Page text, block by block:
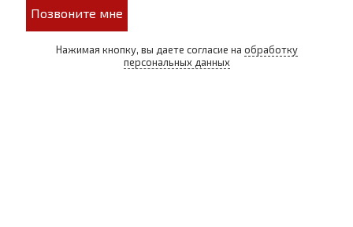
Позвоните мне
Нажимая кнопку, вы даете согласие на обработку
персональных данных